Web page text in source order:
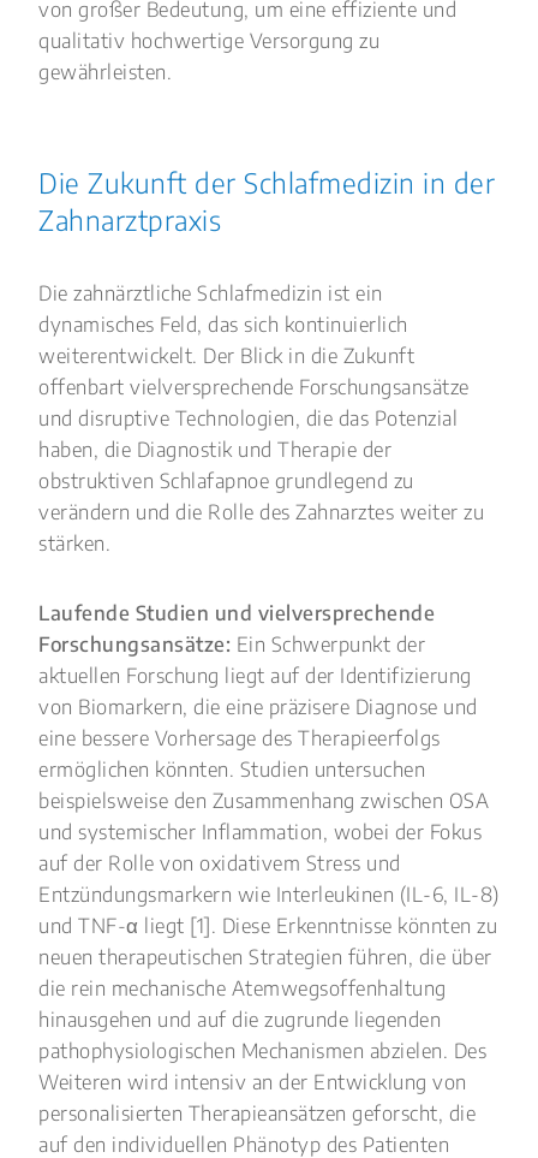
von großer Bedeutung, um eine effiziente und
qualitativ hochwertige Versorgung zu
gewährleisten.
Die Zukunft der Schlafmedizin in der
Zahnarztpraxis
Die zahnärztliche Schlafmedizin ist ein
dynamisches Feld, das sich kontinuierlich
weiterentwickelt. Der Blick in die Zukunft
offenbart vielversprechende Forschungsansätze
und disruptive Technologien, die das Potenzial
haben, die Diagnostik und Therapie der
obstruktiven Schlafapnoe grundlegend zu
verändern und die Rolle des Zahnarztes weiter zu
stärken.
Laufende Studien und vielversprechende
Forschungsansätze: Ein Schwerpunkt der
aktuellen Forschung liegt auf der Identifizierung
von Biomarkern, die eine präzisere Diagnose und
eine bessere Vorhersage des Therapieerfolgs
ermöglichen könnten. Studien untersuchen
beispielsweise den Zusammenhang zwischen OSA
und systemischer Inflammation, wobei der Fokus
auf der Rolle von oxidativem Stress und
Entzündungsmarkern wie Interleukinen (IL-6, IL-8)
und TNF-α liegt [1]. Diese Erkenntnisse könnten zu
neuen therapeutischen Strategien führen, die über
die rein mechanische Atemwegsoffenhaltung
hinausgehen und auf die zugrunde liegenden
pathophysiologischen Mechanismen abzielen. Des
Weiteren wird intensiv an der Entwicklung von
personalisierten Therapieansätzen geforscht, die
auf den individuellen Phänotyp des Patienten